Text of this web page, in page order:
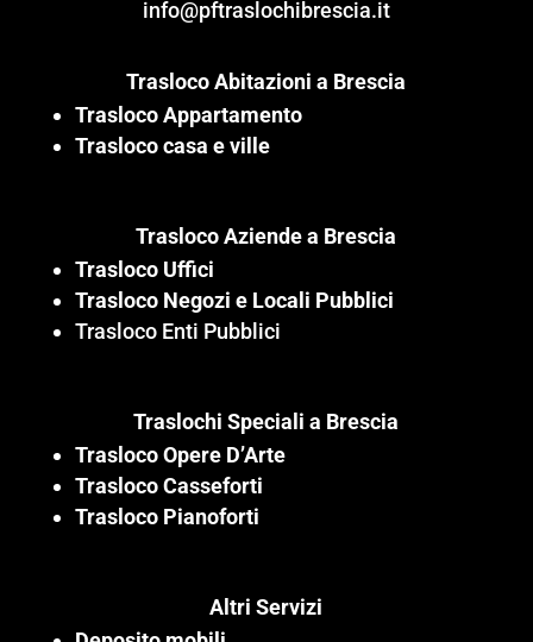
info@pftraslochibrescia.it
Trasloco Abitazioni a Brescia
Trasloco Appartamento
Trasloco casa e ville
Trasloco Aziende a Brescia
Trasloco Uffici
Trasloco Negozi e Locali Pubblici
Trasloco Enti Pubblici
Traslochi Speciali a Brescia
Trasloco Opere D’Arte
Trasloco Casseforti
Trasloco Pianoforti
Altri Servizi